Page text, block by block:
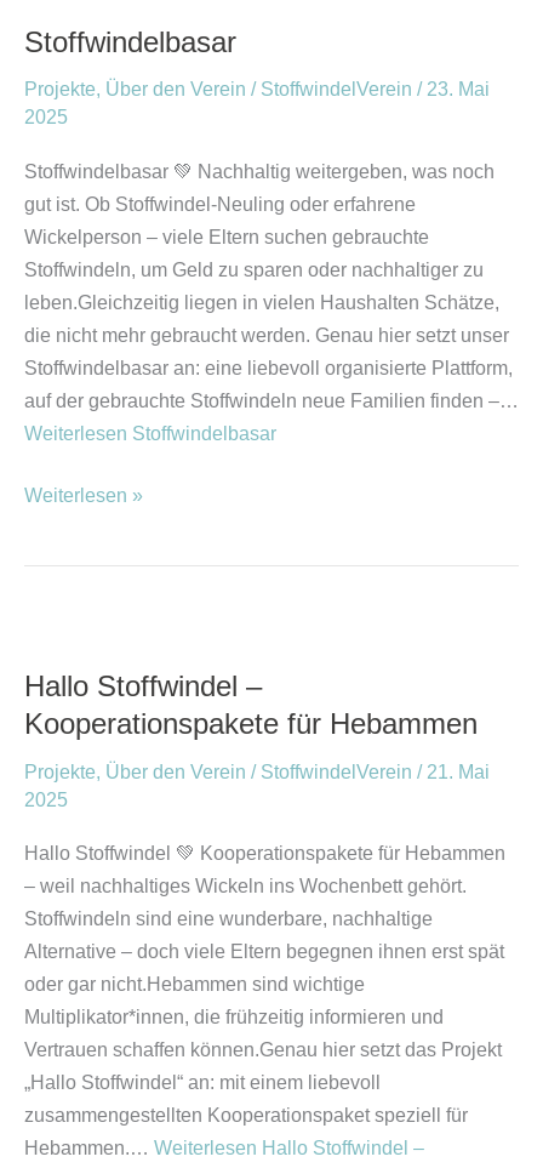
Stoffwindelbasar
Projekte, Über den Verein / StoffwindelVerein / 23. Mai
2025
Stoffwindelbasar 💚 Nachhaltig weitergeben, was noch
gut ist. Ob Stoffwindel-Neuling oder erfahrene
Wickelperson – viele Eltern suchen gebrauchte
Stoffwindeln, um Geld zu sparen oder nachhaltiger zu
leben.Gleichzeitig liegen in vielen Haushalten Schätze,
die nicht mehr gebraucht werden. Genau hier setzt unser
Stoffwindelbasar an: eine liebevoll organisierte Plattform,
auf der gebrauchte Stoffwindeln neue Familien finden –…
Weiterlesen Stoffwindelbasar
Weiterlesen »
Hallo Stoffwindel –
Kooperationspakete für Hebammen
Projekte, Über den Verein / StoffwindelVerein / 21. Mai
2025
Hallo Stoffwindel 💚 Kooperationspakete für Hebammen
– weil nachhaltiges Wickeln ins Wochenbett gehört.
Stoffwindeln sind eine wunderbare, nachhaltige
Alternative – doch viele Eltern begegnen ihnen erst spät
oder gar nicht.Hebammen sind wichtige
Multiplikator*innen, die frühzeitig informieren und
Vertrauen schaffen können.Genau hier setzt das Projekt
„Hallo Stoffwindel“ an: mit einem liebevoll
zusammengestellten Kooperationspaket speziell für
Hebammen.… Weiterlesen Hallo Stoffwindel –
–
Kooperationspakete
Hebammen